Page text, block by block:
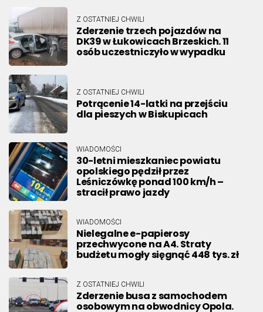
Z OSTATNIEJ CHWILI
Zderzenie trzech pojazdów na
DK39 w Łukowicach Brzeskich. 11
osób uczestniczyło w wypadku
Z OSTATNIEJ CHWILI
Potrącenie 14-latki na przejściu
dla pieszych w Biskupicach
WIADOMOŚCI
30-letni mieszkaniec powiatu
opolskiego pędził przez
Leśniczówkę ponad 100 km/h –
stracił prawo jazdy
WIADOMOŚCI
Nielegalne e-papierosy
przechwycone na A4. Straty
budżetu mogły sięgnąć 448 tys. zł
Z OSTATNIEJ CHWILI
Zderzenie busa z samochodem
osobowym na obwodnicy Opola.